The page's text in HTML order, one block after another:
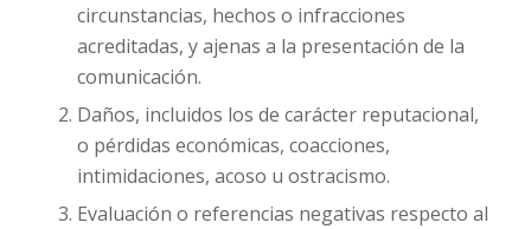
circunstancias, hechos o infracciones
acreditadas, y ajenas a la presentación de la
comunicación.
Daños, incluidos los de carácter reputacional,
o pérdidas económicas, coacciones,
intimidaciones, acoso u ostracismo.
Evaluación o referencias negativas respecto al